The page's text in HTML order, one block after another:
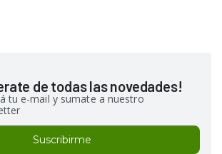
de todas las novedades!
tu e-mail y sumate a nuestro
Suscribirme